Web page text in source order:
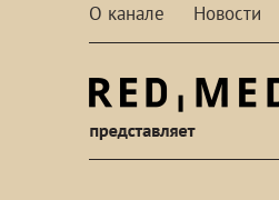
О канале Новости